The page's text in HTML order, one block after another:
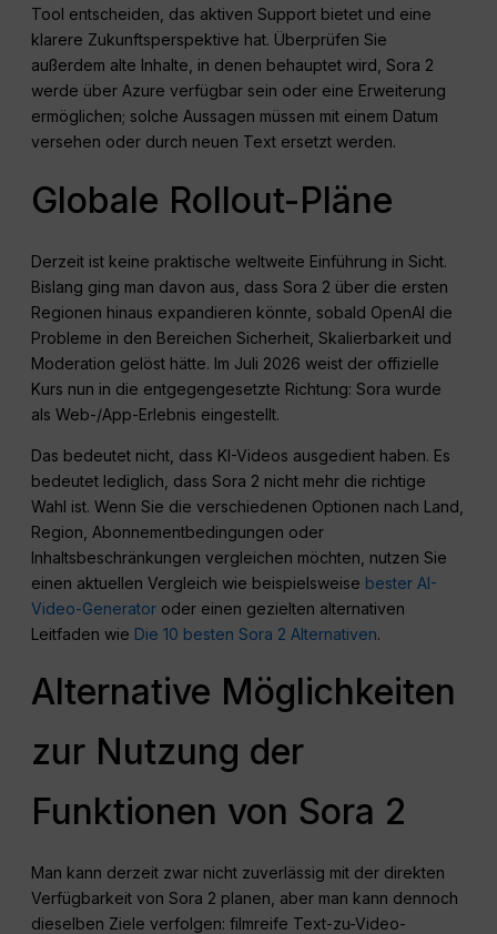
Tool entscheiden, das aktiven Support bietet und eine
klarere Zukunftsperspektive hat. Überprüfen Sie
außerdem alte Inhalte, in denen behauptet wird, Sora 2
werde über Azure verfügbar sein oder eine Erweiterung
ermöglichen; solche Aussagen müssen mit einem Datum
versehen oder durch neuen Text ersetzt werden.
Globale Rollout-Pläne
Derzeit ist keine praktische weltweite Einführung in Sicht.
Bislang ging man davon aus, dass Sora 2 über die ersten
Regionen hinaus expandieren könnte, sobald OpenAI die
Probleme in den Bereichen Sicherheit, Skalierbarkeit und
Moderation gelöst hätte. Im Juli 2026 weist der offizielle
Kurs nun in die entgegengesetzte Richtung: Sora wurde
als Web-/App-Erlebnis eingestellt.
Das bedeutet nicht, dass KI-Videos ausgedient haben. Es
bedeutet lediglich, dass Sora 2 nicht mehr die richtige
Wahl ist. Wenn Sie die verschiedenen Optionen nach Land,
Region, Abonnementbedingungen oder
Inhaltsbeschränkungen vergleichen möchten, nutzen Sie
einen aktuellen Vergleich wie beispielsweise bester AI-
Video-Generator oder einen gezielten alternativen
Leitfaden wie Die 10 besten Sora 2 Alternativen.
Alternative Möglichkeiten
zur Nutzung der
Funktionen von Sora 2
Man kann derzeit zwar nicht zuverlässig mit der direkten
Verfügbarkeit von Sora 2 planen, aber man kann dennoch
dieselben Ziele verfolgen: filmreife Text-zu-Video-